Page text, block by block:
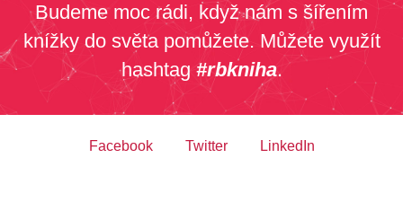
Budeme moc rádi, když nám s šířením
knížky do světa pomůžete. Můžete využít
hashtag #rbkniha.
Facebook Twitter LinkedIn